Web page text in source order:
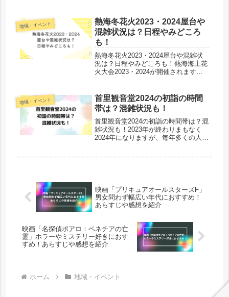
年中無休で楽しむことができます。さ
らに、いちごをふんだんに使ったメニ
ュー...
地域・イベント
熱海冬花火2023・2024屋台や
混雑状況は？日程やみどころ
も！
熱海冬花火2023・2024屋台や混雑状
況は？日程やみどころも！熱海海上花
火大会2023・2024が開催されます。1
みどころなどもきになりますよね。今
回は、熱海冬花火202...
地域・イベント
首里観音堂2024の初詣の時間
帯は？混雑状況も！
首里観音堂2024の初詣の時間帯は？混
雑状況も！2023年が終わりまもなく
2024年になりますが、毎年多くの人が
映画「プリキュアオールスターズF」
男女問わず幅広い年代におすすめ！
あらすじや感想を紹介
映画「名探偵ポアロ：ベネチアの亡
霊」ホラーやミステリー好きにおす
すめ！あらすじや感想を紹介
ホーム 地域・イベント